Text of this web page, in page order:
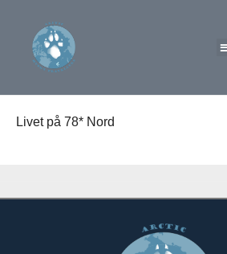
Livet på 78* Nord